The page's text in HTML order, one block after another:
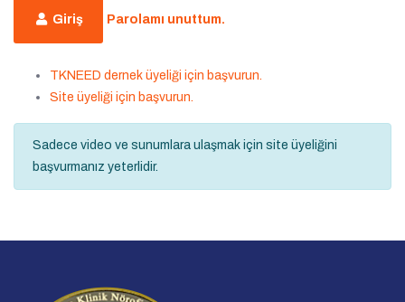
Giriş Parolamı unuttum.
TKNEED dernek üyeliği için başvurun.
Site üyeliği için başvurun.
Sadece video ve sunumlara ulaşmak için site üyeliğini
başvurmanız yeterlidir.